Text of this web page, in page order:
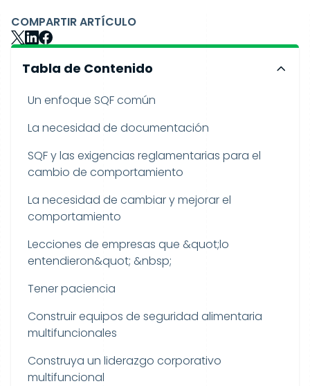
COMPARTIR ARTÍCULO
Tabla de Contenido
Un enfoque SQF común
La necesidad de documentación
SQF y las exigencias reglamentarias para el
cambio de comportamiento
La necesidad de cambiar y mejorar el
comportamiento
Lecciones de empresas que &quot;lo
entendieron&quot; &nbsp;
Tener paciencia
Construir equipos de seguridad alimentaria
multifuncionales
Construya un liderazgo corporativo
multifuncional